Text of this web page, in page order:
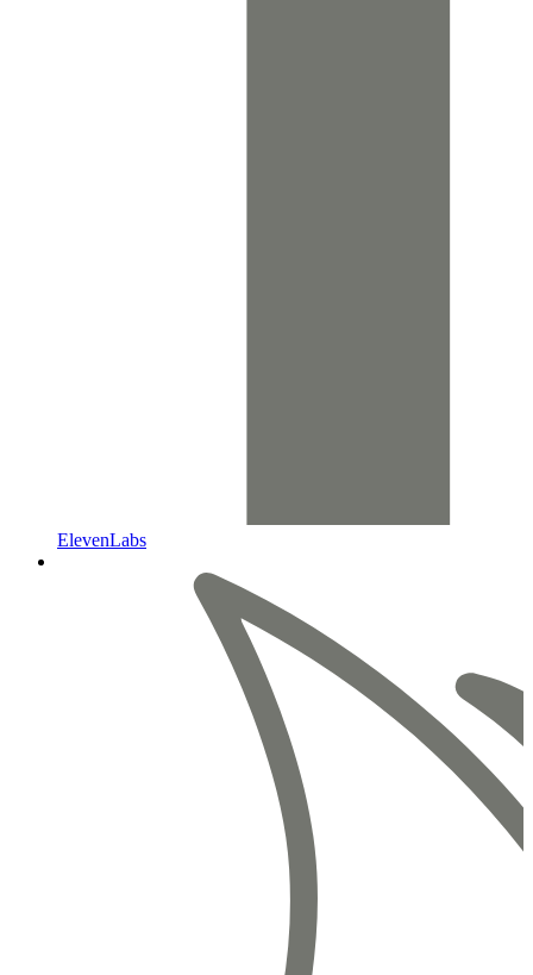
ElevenLabs